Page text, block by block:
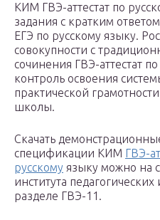
КИМ ГВЭ-аттестат по
задания с кратким
ЕГЭ по русскому языку.
совокупности с
сочинения ГВЭ-аттестат
контроль освоения
практической
школы.
Скачать
спецификации КИМ ГВЭ-
русскому языку можно на
института
разделе ГВЭ-11.